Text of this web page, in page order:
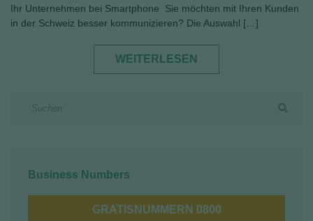
Ihr Unternehmen bei Smartphone Sie möchten mit Ihren Kunden
in der Schweiz besser kommunizieren? Die Auswahl […]
WEITERLESEN
Business Numbers
GRATISNUMMERN 0800